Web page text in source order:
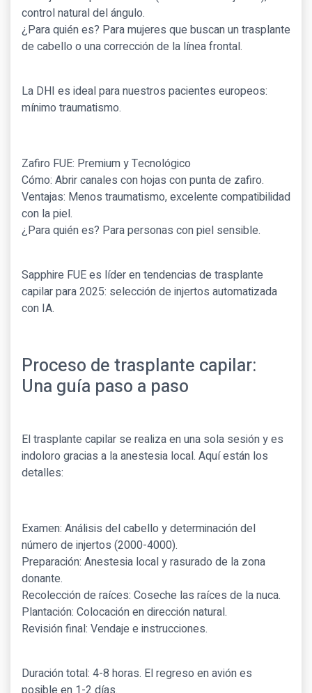
control natural del ángulo.
¿Para quién es? Para mujeres que buscan un trasplante
de cabello o una corrección de la línea frontal.
La DHI es ideal para nuestros pacientes europeos:
mínimo traumatismo.
Zafiro FUE: Premium y Tecnológico
Cómo: Abrir canales con hojas con punta de zafiro.
Ventajas: Menos traumatismo, excelente compatibilidad
con la piel.
¿Para quién es? Para personas con piel sensible.
Sapphire FUE es líder en tendencias de trasplante
capilar para 2025: selección de injertos automatizada
con IA.
Proceso de trasplante capilar:
Una guía paso a paso
El trasplante capilar se realiza en una sola sesión y es
indoloro gracias a la anestesia local. Aquí están los
detalles:
Examen: Análisis del cabello y determinación del
número de injertos (2000-4000).
Preparación: Anestesia local y rasurado de la zona
donante.
Recolección de raíces: Coseche las raíces de la nuca.
Plantación: Colocación en dirección natural.
Revisión final: Vendaje e instrucciones.
Duración total: 4-8 horas. El regreso en avión es